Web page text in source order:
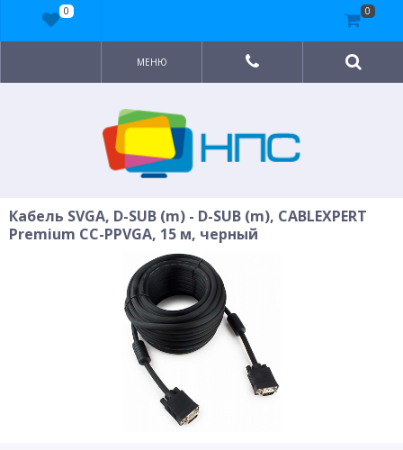
МЕНЮ
Кабель SVGA, D-SUB (m) - D-SUB (m), CABLEXPERT
Premium CC-PPVGA, 15 м, черный
0 0